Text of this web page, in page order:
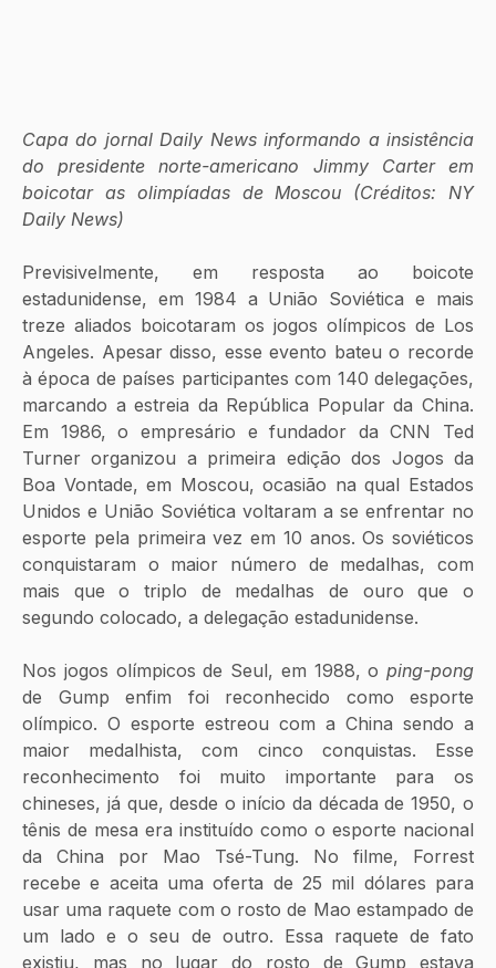
Capa do jornal Daily News informando a insistência
do presidente norte-americano Jimmy Carter em
boicotar as olimpíadas de Moscou (Créditos: NY
Daily News)
Previsivelmente, em resposta ao boicote
estadunidense, em 1984 a União Soviética e mais
treze aliados boicotaram os jogos olímpicos de Los
Angeles. Apesar disso, esse evento bateu o recorde
à época de países participantes com 140 delegações,
marcando a estreia da República Popular da China.
Em 1986, o empresário e fundador da CNN Ted
Turner organizou a primeira edição dos Jogos da
Boa Vontade, em Moscou, ocasião na qual Estados
Unidos e União Soviética voltaram a se enfrentar no
esporte pela primeira vez em 10 anos. Os soviéticos
conquistaram o maior número de medalhas, com
mais que o triplo de medalhas de ouro que o
segundo colocado, a delegação estadunidense.
Nos jogos olímpicos de Seul, em 1988, o ping-pong
de Gump enfim foi reconhecido como esporte
olímpico. O esporte estreou com a China sendo a
maior medalhista, com cinco conquistas. Esse
reconhecimento foi muito importante para os
chineses, já que, desde o início da década de 1950, o
tênis de mesa era instituído como o esporte nacional
da China por Mao Tsé-Tung. No filme, Forrest
recebe e aceita uma oferta de 25 mil dólares para
usar uma raquete com o rosto de Mao estampado de
um lado e o seu de outro. Essa raquete de fato
existiu, mas no lugar do rosto de Gump estava